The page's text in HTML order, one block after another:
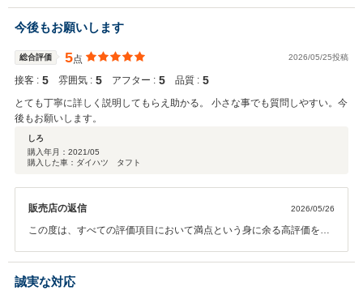
変嬉しく、励みになっております。 私共が大切にしている「丁寧で分
かりやすい説明」に加え、点検の待ち時間にカフェスペースでリラッ
クスしてお過ごしいただけていることへの感謝のお言葉、深く御礼申
し上げます。当店でのひとときが、お客様にとって安心のメンテナン
スの時間であると同時に、心地よい休息の時間となっていればプロフ
ェッショナルとしてこれ以上の喜びはございません。 今後とも末永い
お付き合いをよろしくお願い申し上げます。
今後もお願いします
総合評価 5点 2026/05/25投稿
接客 : 5 雰囲気 : 5 アフター : 5 品質 : 5
とても丁寧に詳しく説明してもらえ助かる。 小さな事でも質問しやすい。今
後もお願いします。
しろ
購入年月： 2021/05
購入した車：ダイハツ タフト
販売店の返信 2026/05/26
この度は、すべての評価項目において満点という身に余る高評価を頂
ります「丁寧かつ詳細なご説明」やお預かりする際の「お気軽にご質
問いただける環境づくり」につきまして、大変励みになるお言葉をい
ただき、深く感謝申し上げます。お客様に少しの不安も残さず、納得
誠実な対応